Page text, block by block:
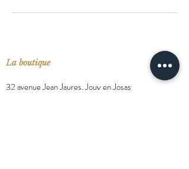
La boutique
32 avenue Jean Jaures, Jouy en Josas